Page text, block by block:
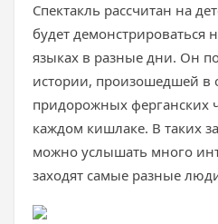
Спектакль рассчитан на
будет демонстрироваться
языках в разные дни. Он
истории, произошедшей в
придорожных ферганских
каждом кишлаке. В таких
можно услышать много
заходят самые разные